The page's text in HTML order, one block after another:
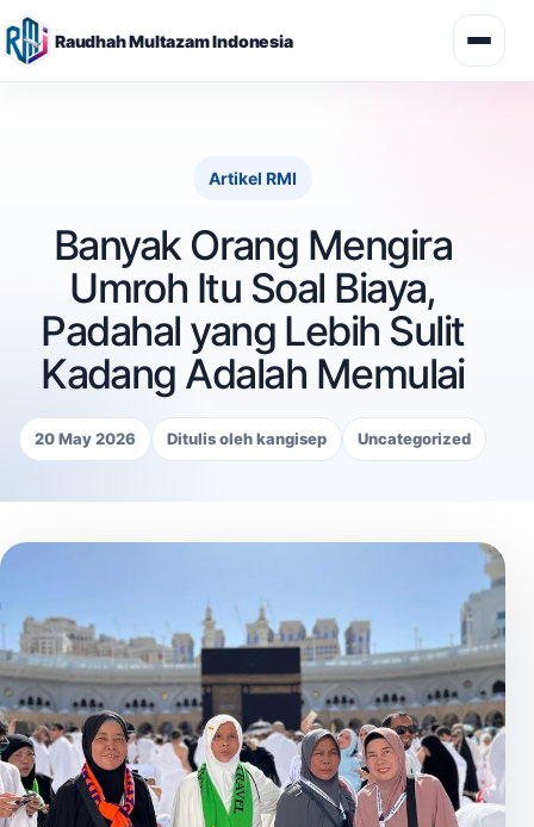
Raudhah Multazam Indonesia
Artikel RMI
Banyak Orang Mengira
Umroh Itu Soal Biaya,
Padahal yang Lebih Sulit
Kadang Adalah Memulai
20 May 2026 Ditulis oleh kangisep Uncategorized